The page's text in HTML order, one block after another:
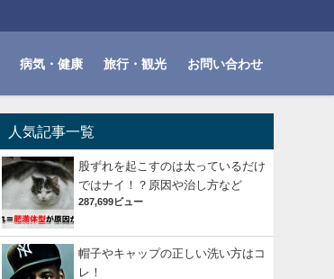
病気・健康 旅行・観光 お問い合わせ
人気記事一覧
股ずれを起こすのは太っているだけ
ではナイ！？原因や治し方など
287,699ビュー
帽子やキャップの正しい洗い方はコ
レ！